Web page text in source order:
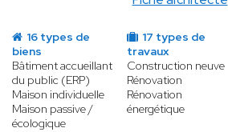
16 types de
biens
Bâtiment accueillant
du public (ERP)
Maison individuelle
Maison passive /
écologique
17 types de
travaux
Construction neuve
Rénovation
Rénovation
énergétique